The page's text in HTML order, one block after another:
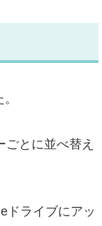
とに並べ替え
ドライブにアッ